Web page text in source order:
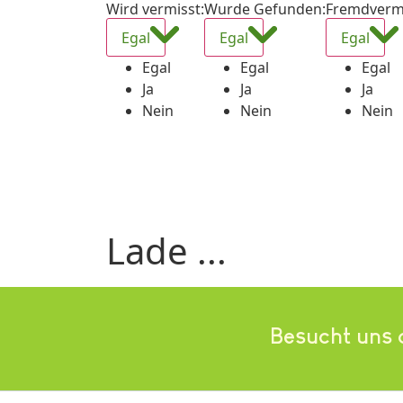
Wird vermisst:
Egal
Egal
Ja
Nein
Wurde Gefunden:
Egal
Egal
Ja
Nein
Egal
Egal
Ja
Nein
Lade ...
Besucht uns